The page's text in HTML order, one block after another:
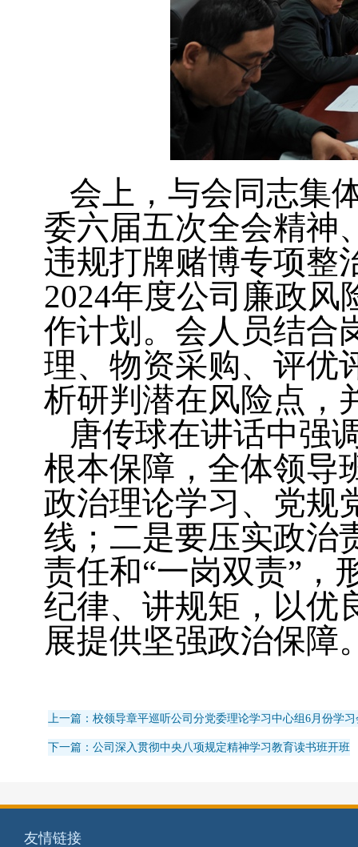
会上，与会同志集
委六届五次全会精神
违规打牌赌博专项整
2024年度公司廉政风
作计划。会人员结合
理、物资采购、评优
析研判潜在风险点，
唐传球在讲话中强
根本保障，全体领导
政治理论学习、党规
线；二是要压实政治
责任和“一岗双责”，
纪律、讲规矩，以优
展提供坚强政治保障
上一篇：校领导章平巡听公司分党委理论学习中心组6月份学习
下一篇：公司深入贯彻中央八项规定精神学习教育读书班开班
友情链接